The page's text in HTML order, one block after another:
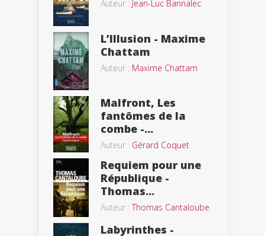
Auteur : Jean-Luc Bannalec
L’Illusion - Maxime
Chattam
Auteur : Maxime Chattam
Malfront, Les
fantômes de la
combe -...
Auteur : Gérard Coquet
Requiem pour une
République -
Thomas...
Auteur :Thomas Cantaloube
Labyrinthes -